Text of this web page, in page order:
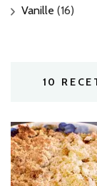
Vanille (16)
10